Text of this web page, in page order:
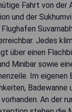
Fahrt von der
und der
Jedes
über einen
Minibar sowie
Im eigenen
Badewanne
An der